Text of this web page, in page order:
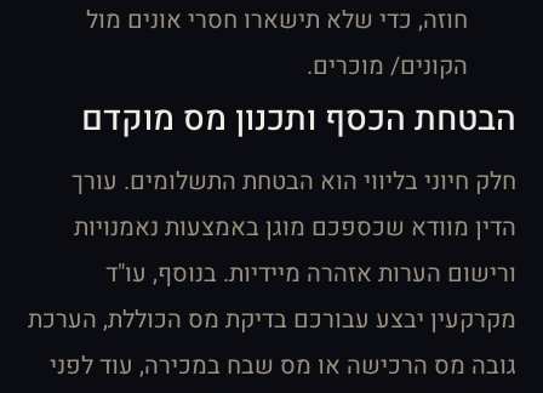
חוזה, כדי שלא תישארו חסרי אונים מול
הקונים/ מוכרים.
הבטחת הכסף ותכנון מס מוקדם
חלק חיוני בליווי הוא הבטחת התשלומים. עורך
הדין מוודא שכספכם מוגן באמצעות נאמנויות
ורישום הערות אזהרה מיידיות. בנוסף, עו"ד
מקרקעין יבצע עבורכם בדיקת מס הכוללת, הערכת
גובה מס הרכישה או מס שבח במכירה, עוד לפני